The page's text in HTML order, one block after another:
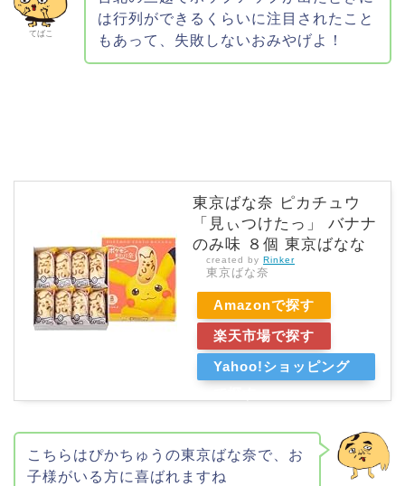
てばこ
は行列ができるくらいに注目されたこと
もあって、失敗しないおみやげよ！
東京ばな奈 ピカチュウ
「見ぃつけたっ」 バナナ
のみ味 ８個 東京ばなな
created by Rinker
東京ばな奈
Amazonで探す
楽天市場で探す
Yahoo!ショッピング
こちらはぴかちゅうの東京ばな奈で、お
子様がいる方に喜ばれますね